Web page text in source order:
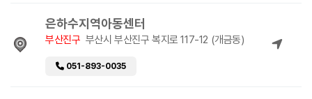
은하수지역아동센터
부산진구 부산시 부산진구 복지로 117-12 (개금동)
051-893-0035